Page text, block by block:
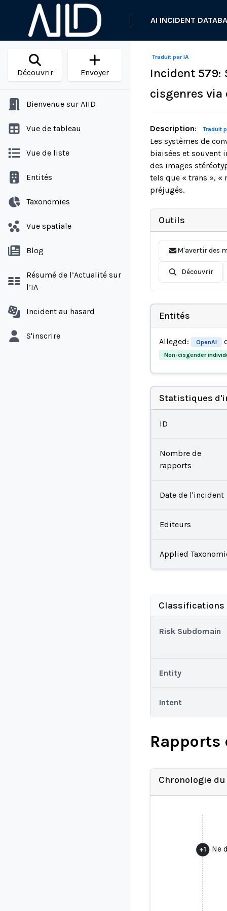
AI INCIDENT
Découvrir Envoyer
Bienvenue sur AIID
Vue de tableau
Vue de liste
Entités
Taxonomies
Vue spatiale
Blog
Résumé de l’Actualité sur
l’IA
Incident au hasard
S'inscrire
Traduit par IA
Incident 579:
cisgenres via
Description: Traduit
Les systèmes de
biaisées et souvent
des images
tels que « trans », «
préjugés.
Outils
M'avertir des
Découvrir
Entités
Alleged: OpenAI
Non-cisgender
Statistiques
ID
Nombre de
rapports
Date de l'incident
Editeurs
Applied
Classifications
Risk Subdomain
Entity
Intent
Chronologie
+1 Ne